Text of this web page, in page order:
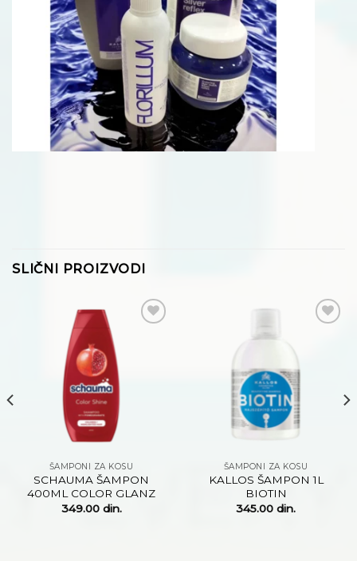
SLIČNI PROIZVODI
ŠAMPONI ZA KOSU
SCHAUMA ŠAMPON
400ML COLOR GLANZ
349.00 din.
ŠAMPONI ZA KOSU
KALLOS ŠAMPON 1L
BIOTIN
345.00 din.